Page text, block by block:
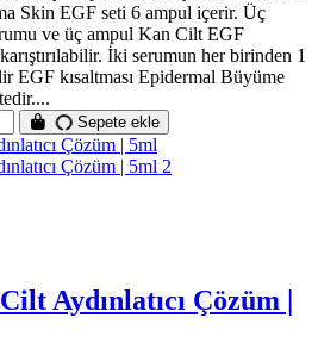
Skin EGF seti 6 ampul içerir. Üç
ve üç ampul Kan Cilt EGF
İki serumun her birinden 1
EGF kısaltması Epidermal Büyüme
Sepete ekle
Aydınlatıcı Çözüm |